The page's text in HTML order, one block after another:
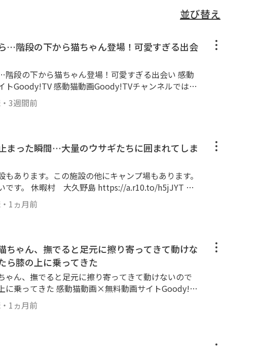
並び替え
…階段の下から猫ちゃん登場！可愛すぎる出会
段の下から猫ちゃん登場！可愛すぎる出会い 感動
Goody!TV 感動猫動画Goody!TVチャンネルでは、
】と称して昔の感動猫動画の再アップロー
ご覧ください。 httpsgoody-tv.onlinechannel3 ■■
島等もよく訪問します。 三毛猫、黒猫、茶トラ、ブ
、サバトラ、縞模様と多種多様な猫ちゃん達が大集
デ、ゴロンゴロン。カワイイかわいい猫ちゃん・子
フられにやってきます。 ナデナデするとゴロゴロ喉
てくる、猫の爪とぎ、ねこじゃらし、雨の日の子猫
動画がいっぱいです。 httpsgoody-tv.onlinechannel
： httpswww.facebook.com%E6%84%9F%E
182772309090073 T
・ 3週間前
まった瞬間…大量のウサギたちに囲まれてしま
もあります。この施設の他にキャンプ場もあります。
h5jJYT 感
トGoody!TV 感動猫動画Goody!TVチャンネルで
Selection】と称して昔の感動猫動画の再アップ
■■■■■■■■■■■■■■■■■■■■■ 野良猫探
、猫島等もよく訪問します。 三毛猫、黒猫、茶ト
白ブチ、サバトラ、縞模様と多種多様な猫ちゃん達が
デナデ、ゴロンゴロン。カワイイかわいい猫ちゃ
ぱいモフられにやってきます。 ナデナデするとゴロ
に乗ってくる、猫の爪とぎ、ねこじゃらし、雨の日
・ 1ヵ月前
ちゃん、撫でると足元に擦り寄ってきて動けな
ら膝の上に乗ってきた
ゃん、撫でると足元に擦り寄ってきて動けないので
×無料動画サイトGoody!TV
ャンネルでは、【感動猫動画Special Selection】と
再アップロードも行ってます。 ぜひご覧くださ
・ 1ヵ月前